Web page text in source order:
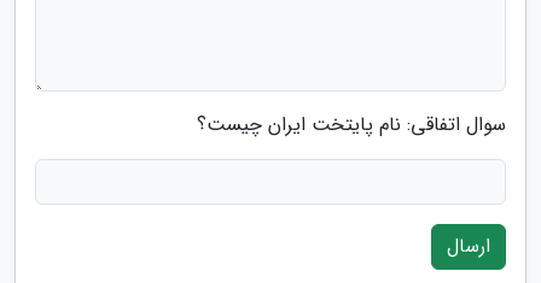
سوال اتفاقی: نام پایتخت ایران چیست؟
ارسال